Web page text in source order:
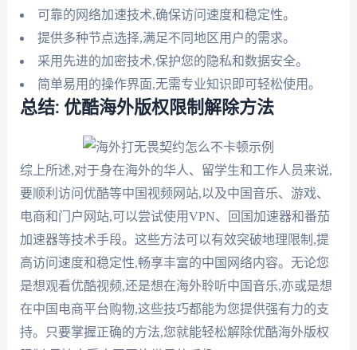
可靠的网络加速技术,确保访问速度和稳定性。
提供多种节点选择,满足不同地区用户的需求。
采用先进的加密技术,保护您的隐私和数据安全。
简单易用的操作界面,无需专业知识即可轻松使用。
总结: 优酷海外版权限制解除方法
综上所述,对于身在海外的华人、留学生和工作人员来说,
要顺利访问优酷等中国视频网站,以及中国音乐、游戏、
电商和门户网站,可以尝试使用VPN、回国加速器和番茄
加速器等技术手段。这些方法可以有效突破地理限制,提
高访问速度和稳定性,畅享丰富的中国网络内容。无论您
是想观看优酷视频,还是想在海外聆听中国音乐,亦或是想
在中国电商平台购物,这些技巧都能为您提供强有力的支
持。只要掌握正确的方法,您就能轻松解除优酷海外版权